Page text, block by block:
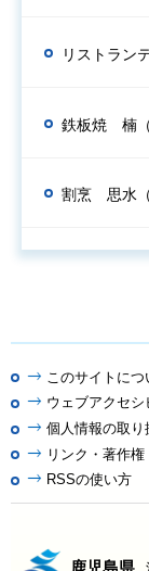
リストラン
鉄板焼 楠（
割烹 思水（
このサイトにつ
ウェブアクセ
個人情報の取り
リンク・著作権
RSSの使い方